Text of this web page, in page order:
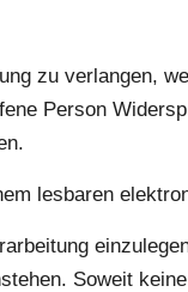
zu verlangen,
Person
lesbaren
Soweit